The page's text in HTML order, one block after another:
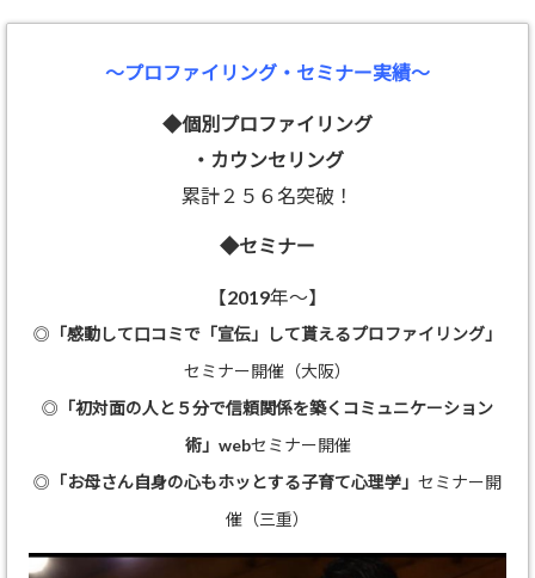
～プロファイリング・セミナー実績～
◆個別プロファイリング
・カウンセリング
累計２５６名突破！
◆セミナー
【2019年～】
◎ 「感動して口コミで「宣伝」して貰えるプロファイリング」
セミナー開催（大阪）
◎ 「初対面の人と５分で信頼関係を築くコミュニケーション
術」 webセミナー開催
◎ 「お母さん自身の心もホッとする子育て心理学」 セミナー開
催（三重）